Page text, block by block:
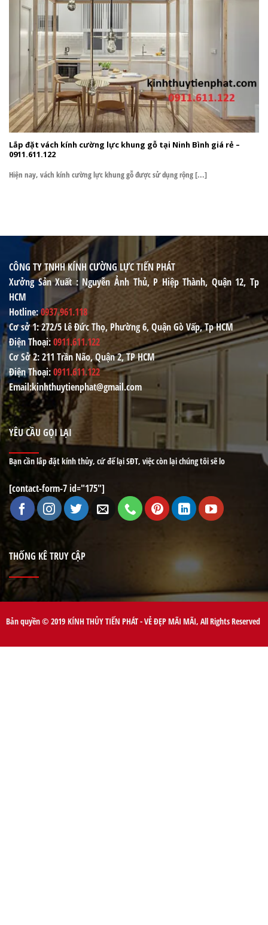
Lắp đặt vách kính cường lực khung gỗ tại Ninh Bình giá rẻ –
0911.611.122
Hiện nay, vách kính cường lực khung gỗ được sử dụng rộng [...]
CÔNG TY TNHH KÍNH CƯỜNG LỰC TIẾN PHÁT
Xưởng Sản Xuất: Nguyễn Ảnh Thủ, P Hiệp Thành, Quận 12, Tp
HCM
Hotline:0937.961.118
Cơ sở 1: 272/5 Lê Đức Thọ, Phường 6, Quận Gò Vấp, Tp HCM
Điện Thoại:0911.611.122
Cơ Sở 2: 211 Trần Não, Quận 2, TP HCM
Điện Thoại:0911.611.122
Email:kinhthuytienphat@gmail.com
YÊU CẦU GỌI LẠI
Bạn cần lắp đặt kính thủy, cứ để lại SĐT, việc còn lại chúng tôi sẽ lo
[contact-form-7 id="175"]
THỐNG KÊ TRUY CẬP
Bản quyền © 2019 KÍNH THỦY TIẾN PHÁT - VẺ ĐẸP MÃI MÃI, All Rights Reserved